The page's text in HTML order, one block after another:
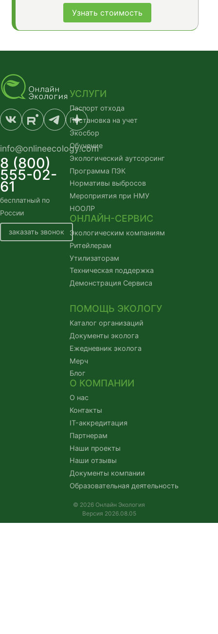
Узнать стоимость
info@onlineecology.com
8 (800)
555-02-
61
бесплатный по
России
заказать звонок
УСЛУГИ
Паспорт отхода
Постановка на учет
Экосбор
Обучение
Экологический аутсорсинг
Программа ПЭК
Нормативы выбросов
Мероприятия при НМУ
НООЛР
ОНЛАЙН-СЕРВИС
Экологическим компаниям
Ритейлерам
Утилизаторам
Техническая поддержка
Демонстрация Сервиса
ПОМОЩЬ ЭКОЛОГУ
Каталог организаций
Документы эколога
Ежедневник эколога
Мерч
Блог
О КОМПАНИИ
О нас
Контакты
IT-аккредитация
Партнерам
Наши проекты
Наши отзывы
Документы компании
Образовательная деятельность
© 2026 Онлайн Экология
Версия 2026.08.05